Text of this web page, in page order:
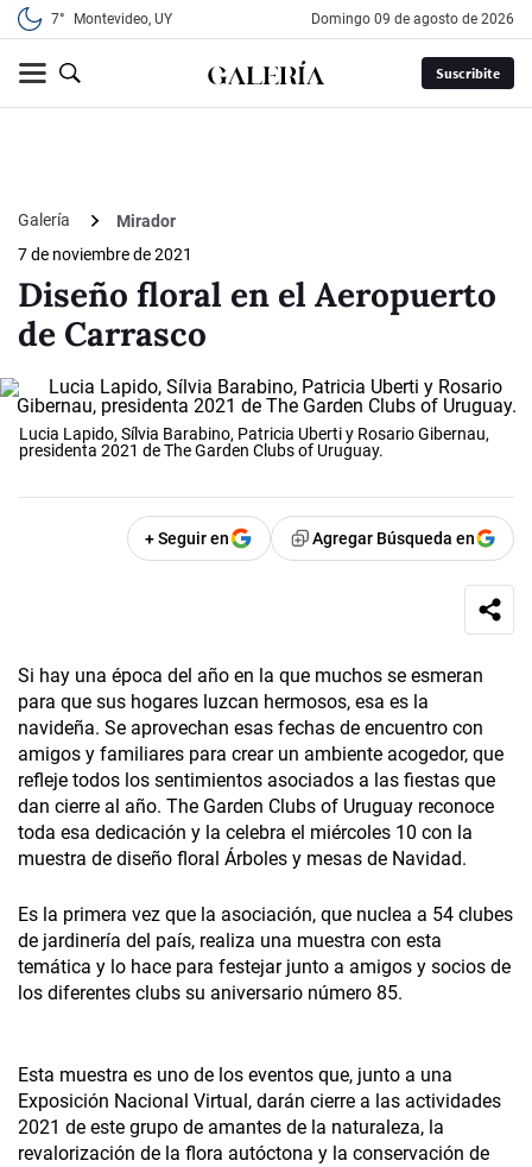
7° Montevideo, UY domingo 09 de agosto de 2026
Suscribite
Galería
Mirador
7 de noviembre de 2021
Diseño floral en el Aeropuerto
de Carrasco
Lucia Lapido, Sílvia Barabino, Patricia Uberti y Rosario Gibernau,
presidenta 2021 de The Garden Clubs of Uruguay.
+ Seguir en Agregar Búsqueda en
Si hay una época del año en la que muchos se esmeran
para que sus hogares luzcan hermosos, esa es la
navideña. Se aprovechan esas fechas de encuentro con
amigos y familiares para crear un ambiente acogedor, que
refleje todos los sentimientos asociados a las fiestas que
dan cierre al año. The Garden Clubs of Uruguay reconoce
toda esa dedicación y la celebra el miércoles 10 con la
muestra de diseño floral Árboles y mesas de Navidad.
Es la primera vez que la asociación, que nuclea a 54 clubes
de jardinería del país, realiza una muestra con esta
temática y lo hace para festejar junto a amigos y socios de
los diferentes clubs su aniversario número 85.
Esta muestra es uno de los eventos que, junto a una
Exposición Nacional Virtual, darán cierre a las actividades
2021 de este grupo de amantes de la naturaleza, la
revalorización de la flora autóctona y la conservación de